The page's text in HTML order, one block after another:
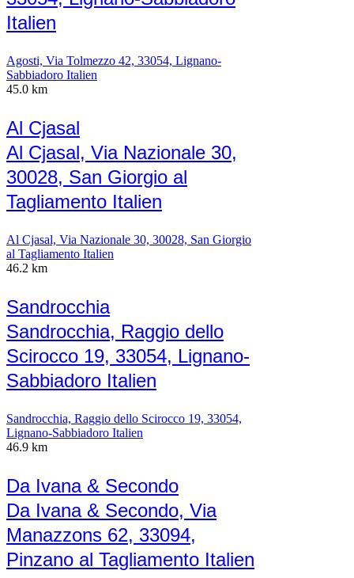
Italien
Agosti, Via Tolmezzo 42, 33054, Lignano-
Sabbiadoro Italien
45.0 km
Al Cjasal
Al Cjasal, Via Nazionale 30,
30028, San Giorgio al
Tagliamento Italien
Al Cjasal, Via Nazionale 30, 30028, San Giorgio
al Tagliamento Italien
46.2 km
Sandrocchia
Sandrocchia, Raggio dello
Scirocco 19, 33054, Lignano-
Sabbiadoro Italien
Sandrocchia, Raggio dello Scirocco 19, 33054,
Lignano-Sabbiadoro Italien
46.9 km
Da Ivana & Secondo
Da Ivana & Secondo, Via
Manazzons 62, 33094,
Pinzano al Tagliamento Italien